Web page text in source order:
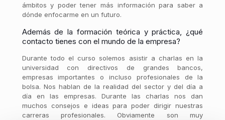
ámbitos y poder tener más información para saber a
dónde enfocarme en un futuro.
Además de la formación teórica y práctica, ¿qué
contacto tienes con el mundo de la empresa?
Durante todo el curso solemos asistir a charlas en la
universidad con directivos de grandes bancos,
empresas importantes o incluso profesionales de la
bolsa. Nos hablan de la realidad del sector y del día a
día en las empresas. Durante las charlas nos dan
muchos consejos e ideas para poder dirigir nuestras
carreras profesionales. Obviamente son muy